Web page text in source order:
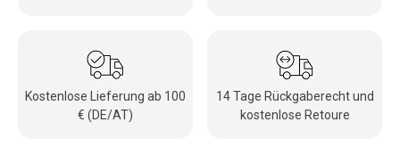
Kostenlose Lieferung ab 100
€ (DE/AT)
14 Tage Rückgaberecht und
kostenlose Retoure